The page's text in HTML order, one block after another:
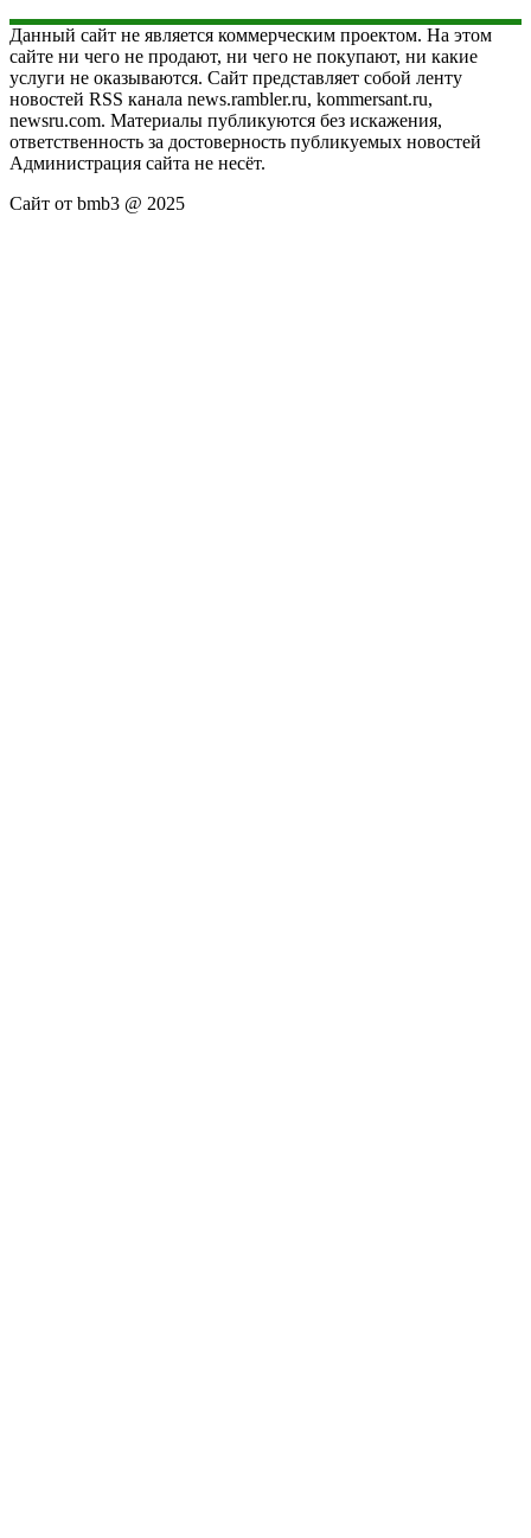
Данный сайт не является коммерческим проектом. На этом
сайте ни чего не продают, ни чего не покупают, ни какие
услуги не оказываются. Сайт представляет собой ленту
новостей RSS канала news.rambler.ru, kommersant.ru,
newsru.com. Материалы публикуются без искажения,
ответственность за достоверность публикуемых новостей
Администрация сайта не несёт.
Сайт от bmb3 @ 2025